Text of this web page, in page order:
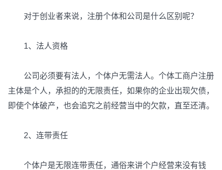
对于创业者来说，注册个体和公司是什么区别呢？
1、法人资格
公司必须要有法人，个体户无需法人。个体工商户注册
主体是个人，承担的的无限责任，如果你的企业出现欠债，
即使个体破产，也会追究之前经营当中的欠款，直至还清。
2、连带责任
个体户是无限连带责任，通俗来讲个户经营来没有钱